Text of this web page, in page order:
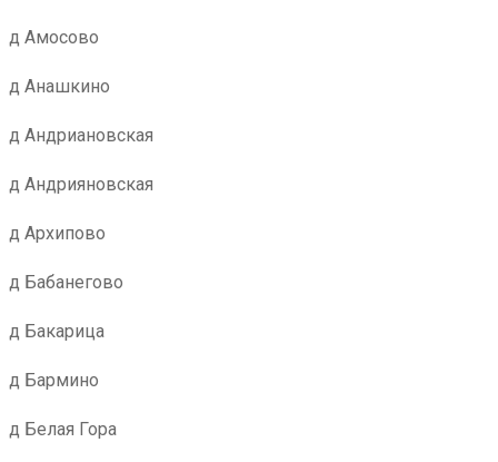
д Амосово
д Анашкино
д Андриановская
д Андрияновская
д Архипово
д Бабанегово
д Бакарица
д Бармино
д Белая Гора